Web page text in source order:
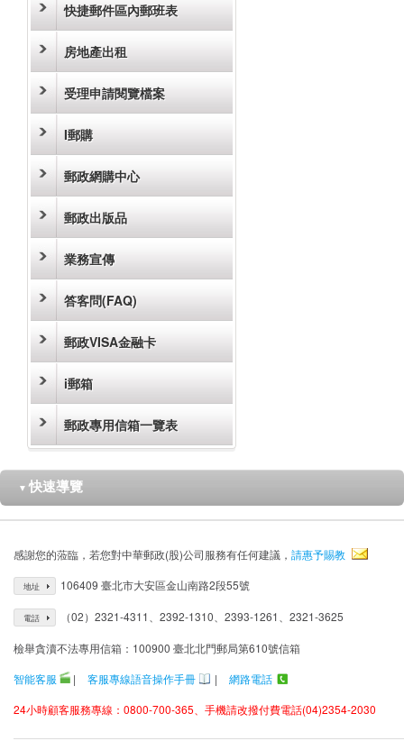
快捷郵件區內郵班表
房地產出租
受理申請閱覽檔案
I郵購
郵政網購中心
郵政出版品
業務宣傳
答客問(FAQ)
郵政VISA金融卡
i郵箱
郵政專用信箱一覽表
▼ 快速導覽
感謝您的蒞臨，若您對中華郵政(股)公司服務有任何建議， 請惠予賜教
地址 106409 臺北市大安區金山南路2段55號
電話 （02）2321-4311、2392-1310、2393-1261、2321-3625
檢舉貪瀆不法專用信箱：100900 臺北北門郵局第610號信箱
智能客服
| 客服專線語音操作手冊 |
網路電話
24小時顧客服務專線：0800-700-365、手機請改撥付費電話(04)2354-2030